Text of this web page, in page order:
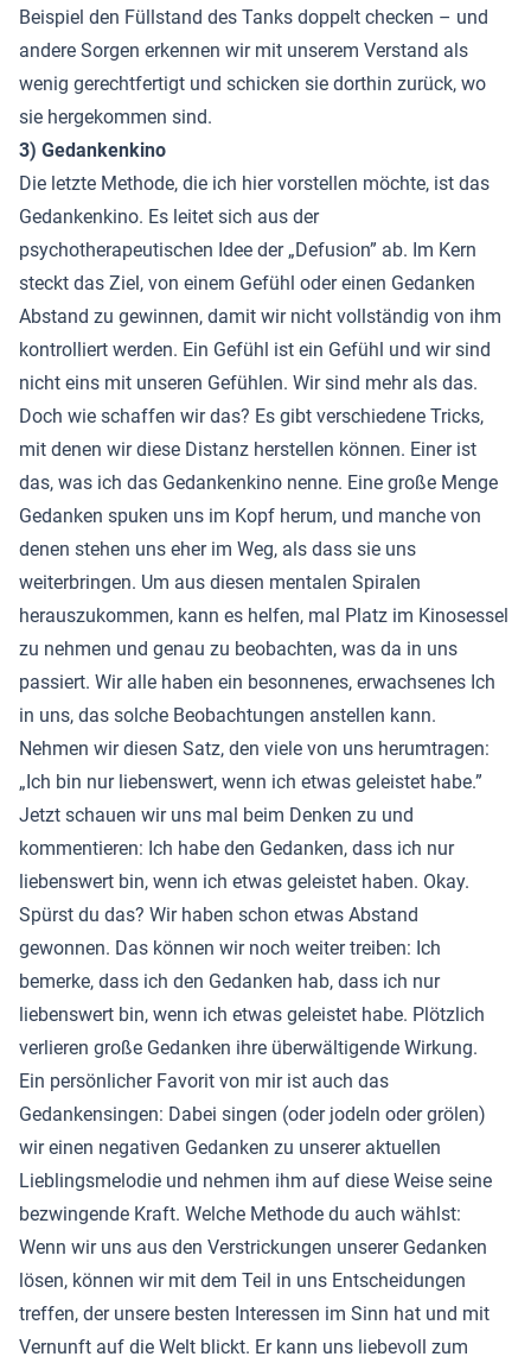
Beispiel den Füllstand des Tanks doppelt checken – und
andere Sorgen erkennen wir mit unserem Verstand als
wenig gerechtfertigt und schicken sie dorthin zurück, wo
sie hergekommen sind.
3) Gedankenkino
Die letzte Methode, die ich hier vorstellen möchte, ist das
Gedankenkino. Es leitet sich aus der
psychotherapeutischen Idee der „Defusion” ab. Im Kern
steckt das Ziel, von einem Gefühl oder einen Gedanken
Abstand zu gewinnen, damit wir nicht vollständig von ihm
kontrolliert werden. Ein Gefühl ist ein Gefühl und wir sind
nicht eins mit unseren Gefühlen. Wir sind mehr als das.
Doch wie schaffen wir das? Es gibt verschiedene Tricks,
mit denen wir diese Distanz herstellen können. Einer ist
das, was ich das Gedankenkino nenne. Eine große Menge
Gedanken spuken uns im Kopf herum, und manche von
denen stehen uns eher im Weg, als dass sie uns
weiterbringen. Um aus diesen mentalen Spiralen
herauszukommen, kann es helfen, mal Platz im Kinosessel
zu nehmen und genau zu beobachten, was da in uns
passiert. Wir alle haben ein besonnenes, erwachsenes Ich
in uns, das solche Beobachtungen anstellen kann.
Nehmen wir diesen Satz, den viele von uns herumtragen:
„Ich bin nur liebenswert, wenn ich etwas geleistet habe.”
Jetzt schauen wir uns mal beim Denken zu und
kommentieren: Ich habe den Gedanken, dass ich nur
liebenswert bin, wenn ich etwas geleistet haben. Okay.
Spürst du das? Wir haben schon etwas Abstand
gewonnen. Das können wir noch weiter treiben: Ich
bemerke, dass ich den Gedanken hab, dass ich nur
liebenswert bin, wenn ich etwas geleistet habe. Plötzlich
verlieren große Gedanken ihre überwältigende Wirkung.
Ein persönlicher Favorit von mir ist auch das
Gedankensingen: Dabei singen (oder jodeln oder grölen)
wir einen negativen Gedanken zu unserer aktuellen
Lieblingsmelodie und nehmen ihm auf diese Weise seine
bezwingende Kraft. Welche Methode du auch wählst:
Wenn wir uns aus den Verstrickungen unserer Gedanken
lösen, können wir mit dem Teil in uns Entscheidungen
treffen, der unsere besten Interessen im Sinn hat und mit
Vernunft auf die Welt blickt. Er kann uns liebevoll zum